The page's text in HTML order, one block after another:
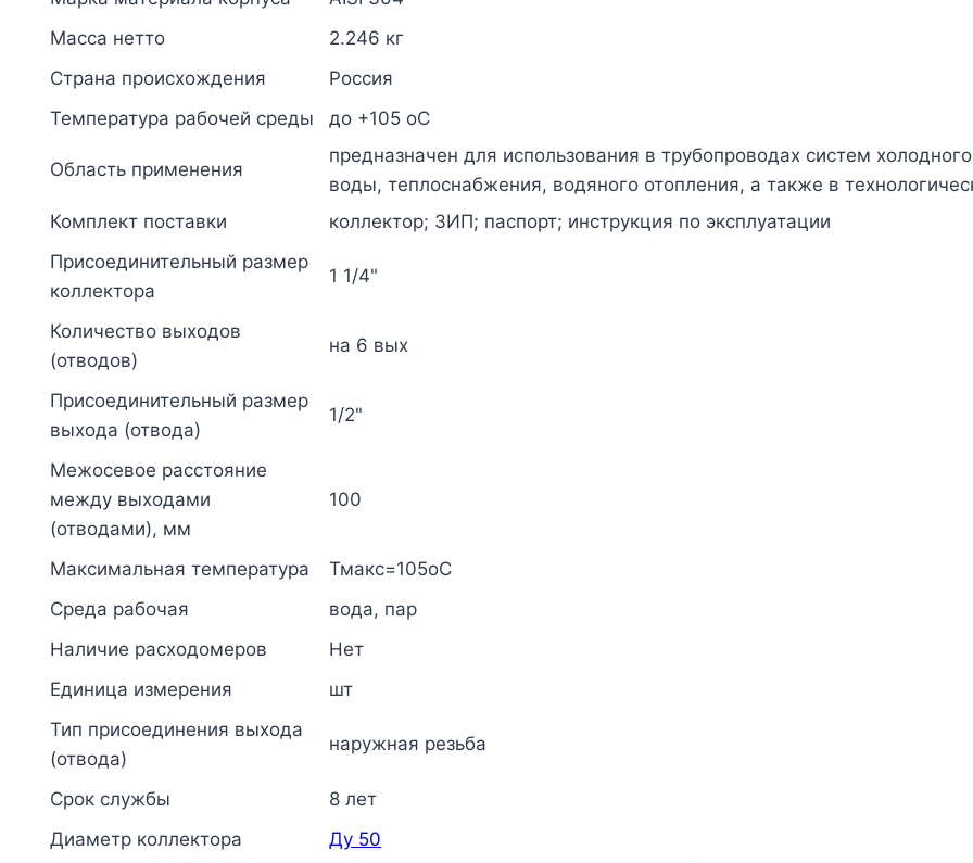
вых
1/2"
НР
Элит-
Металл
Масса нетто
2.246 кг
Страна происхождения
Россия
Температура рабочей среды
до +105 oC
Область применения
предназначен для использования в трубопроводах систем
воды, теплоснабжения, водяного отопления, а также в
Комплект поставки
коллектор; ЗИП; паспорт; инструкция по эксплуатации
Присоединительный размер
коллектора
1 1/4"
Количество выходов
(отводов)
на 6 вых
Присоединительный размер
выхода (отвода)
1/2"
Межосевое расстояние
между выходами
(отводами), мм
100
Максимальная температура
Тмакс=105оС
Среда рабочая
вода, пар
Наличие расходомеров
Нет
Единица измерения
шт
Тип присоединения выхода
(отвода)
наружная резьба
Срок службы
8 лет
Диаметр коллектора
Ду 50